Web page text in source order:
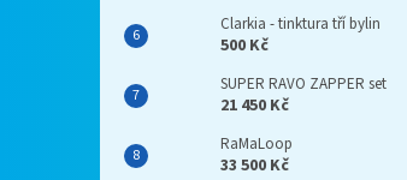
Clarkia - tinktura tří bylin
500 Kč
SUPER RAVO ZAPPER set
21 450 Kč
RaMaLoop
33 500 Kč